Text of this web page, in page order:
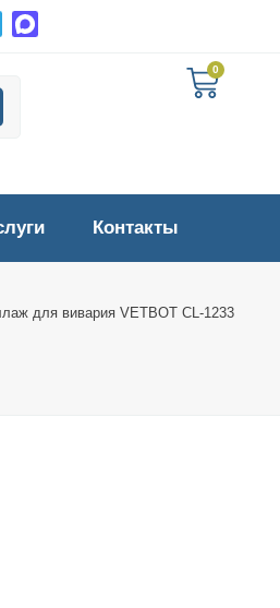
0
Контакты
для вивария VETBOT CL-1233